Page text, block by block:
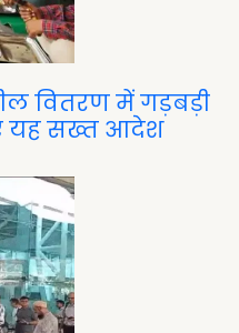
वितरण में गड़बड़ी
यह सख्त आदेश